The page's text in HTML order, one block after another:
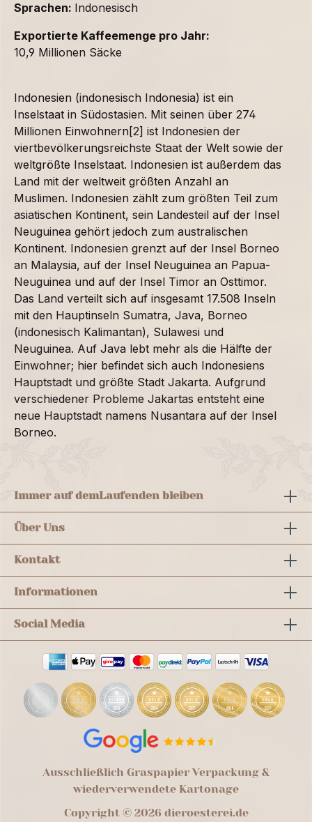
Sprachen: Indonesisch
Exportierte Kaffeemenge pro Jahr:
10,9 Millionen Säcke
Indonesien (indonesisch Indonesia) ist ein
Inselstaat in Südostasien. Mit seinen über 274
Millionen Einwohnern[2] ist Indonesien der
viertbevölkerungsreichste Staat der Welt sowie der
weltgrößte Inselstaat. Indonesien ist außerdem das
Land mit der weltweit größten Anzahl an
Muslimen. Indonesien zählt zum größten Teil zum
asiatischen Kontinent, sein Landesteil auf der Insel
Neuguinea gehört jedoch zum australischen
Kontinent. Indonesien grenzt auf der Insel Borneo
an Malaysia, auf der Insel Neuguinea an Papua-
Neuguinea und auf der Insel Timor an Osttimor.
Das Land verteilt sich auf insgesamt 17.508 Inseln
mit den Hauptinseln Sumatra, Java, Borneo
(indonesisch Kalimantan), Sulawesi und
Neuguinea. Auf Java lebt mehr als die Hälfte der
Einwohner; hier befindet sich auch Indonesiens
Hauptstadt und größte Stadt Jakarta. Aufgrund
verschiedener Probleme Jakartas entsteht eine
neue Hauptstadt namens Nusantara auf der Insel
Borneo.
Immer auf demLaufenden bleiben
Über Uns
Kontakt
Informationen
Social Media
Ausschließlich Graspapier Verpackung &
wiederverwendete Kartonage
Copyright © 2026 dieroesterei.de